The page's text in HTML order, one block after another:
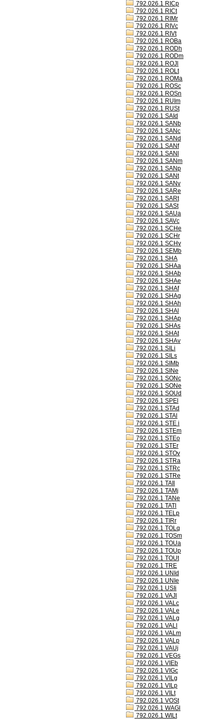
792.026.1 RICp
792.026.1 RICt
792.026.1 RIMr
792.026.1 RIVc
792.026.1 RIVt
792.026.1 ROBa
792.026.1 RODh
792.026.1 RODm
792.026.1 ROJl
792.026.1 ROLt
792.026.1 ROMa
792.026.1 ROSc
792.026.1 ROSn
792.026.1 RUIm
792.026.1 RUSt
792.026.1 SAId
792.026.1 SANb
792.026.1 SANc
792.026.1 SANd
792.026.1 SANf
792.026.1 SANl
792.026.1 SANm
792.026.1 SANp
792.026.1 SANt
792.026.1 SANv
792.026.1 SARe
792.026.1 SARt
792.026.1 SASt
792.026.1 SAUa
792.026.1 SAVc
792.026.1 SCHe
792.026.1 SCHr
792.026.1 SCHv
792.026.1 SEMb
792.026.1 SHA
792.026.1 SHAa
792.026.1 SHAb
792.026.1 SHAe
792.026.1 SHAf
792.026.1 SHAg
792.026.1 SHAh
792.026.1 SHAl
792.026.1 SHAp
792.026.1 SHAs
792.026.1 SHAt
792.026.1 SHAv
792.026.1 SILi
792.026.1 SILs
792.026.1 SIMb
792.026.1 SINe
792.026.1 SONc
792.026.1 SONe
792.026.1 SOUd
792.026.1 SPEl
792.026.1 STAd
792.026.1 STAl
792.026.1 STE i
792.026.1 STEm
792.026.1 STEo
792.026.1 STEr
792.026.1 STOv
792.026.1 STRa
792.026.1 STRc
792.026.1 STRe
792.026.1 TAIl
792.026.1 TAMj
792.026.1 TANe
792.026.1 TATl
792.026.1 TELp
792.026.1 TIRr
792.026.1 TOLq
792.026.1 TOSm
792.026.1 TOUa
792.026.1 TOUp
792.026.1 TOUt
792.026.1 TRE
792.026.1 UNId
792.026.1 UNIe
792.026.1 USIi
792.026.1 VAJl
792.026.1 VALc
792.026.1 VALe
792.026.1 VALg
792.026.1 VALl
792.026.1 VALm
792.026.1 VALp
792.026.1 VAUj
792.026.1 VEGs
792.026.1 VIEb
792.026.1 VIGc
792.026.1 VILg
792.026.1 VILp
792.026.1 VILt
792.026.1 VOSt
792.026.1 WAGl
792.026.1 WILt